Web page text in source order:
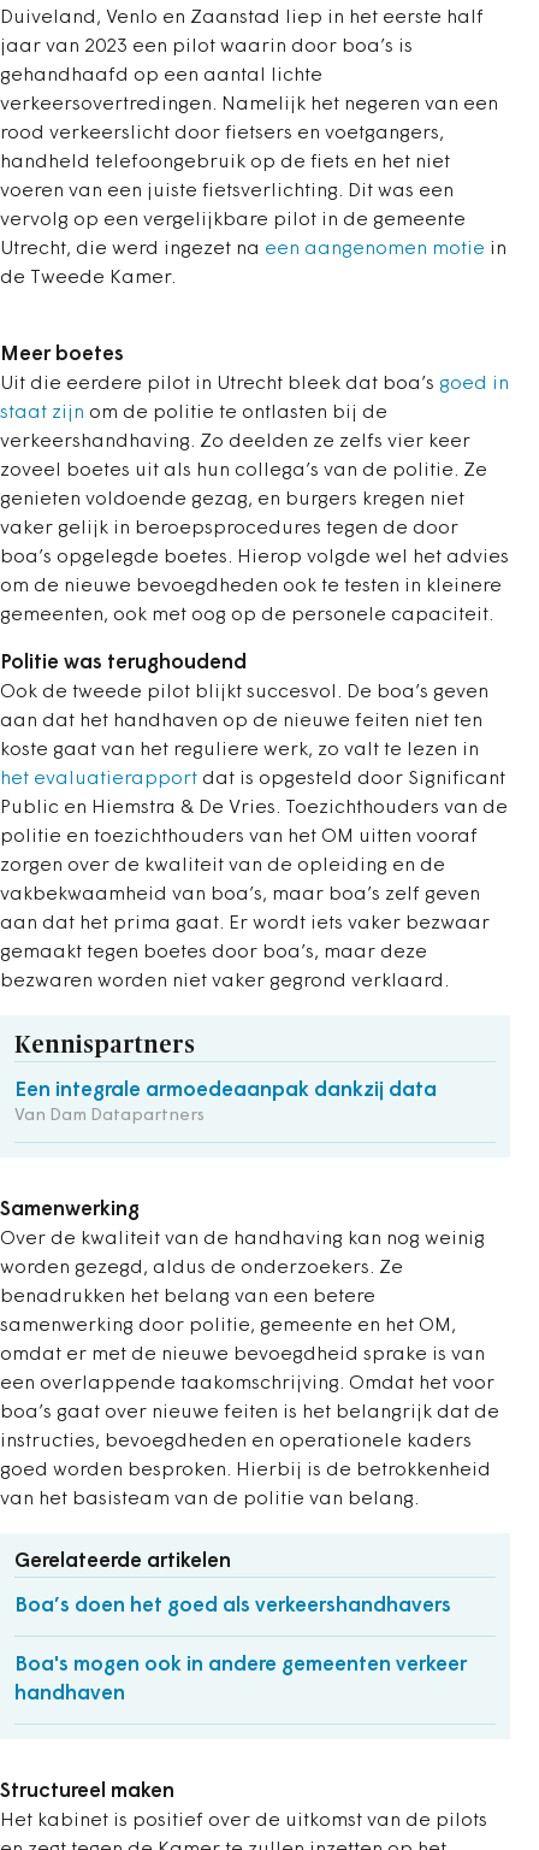
Duiveland, Venlo en Zaanstad liep in het eerste half
jaar van 2023 een pilot waarin door boa’s is
gehandhaafd op een aantal lichte
verkeersovertredingen. Namelijk het negeren van een
rood verkeerslicht door fietsers en voetgangers,
handheld telefoongebruik op de fiets en het niet
voeren van een juiste fietsverlichting. Dit was een
vervolg op een vergelijkbare pilot in de gemeente
Utrecht, die werd ingezet na een aangenomen motie in
de Tweede Kamer.
Meer boetes
Uit die eerdere pilot in Utrecht bleek dat boa’s goed in
staat zijn om de politie te ontlasten bij de
verkeershandhaving. Zo deelden ze zelfs vier keer
zoveel boetes uit als hun collega’s van de politie. Ze
genieten voldoende gezag, en burgers kregen niet
vaker gelijk in beroepsprocedures tegen de door
boa’s opgelegde boetes. Hierop volgde wel het advies
om de nieuwe bevoegdheden ook te testen in kleinere
gemeenten, ook met oog op de personele capaciteit.
Politie was terughoudend
Ook de tweede pilot blijkt succesvol. De boa’s geven
aan dat het handhaven op de nieuwe feiten niet ten
koste gaat van het reguliere werk, zo valt te lezen in
het evaluatierapport dat is opgesteld door Significant
Public en Hiemstra & De Vries. Toezichthouders van de
politie en toezichthouders van het OM uitten vooraf
zorgen over de kwaliteit van de opleiding en de
vakbekwaamheid van boa’s, maar boa’s zelf geven
aan dat het prima gaat. Er wordt iets vaker bezwaar
gemaakt tegen boetes door boa’s, maar deze
bezwaren worden niet vaker gegrond verklaard.
Kennispartners
Een integrale armoedeaanpak dankzij data
Van Dam Datapartners
Samenwerking
Over de kwaliteit van de handhaving kan nog weinig
worden gezegd, aldus de onderzoekers. Ze
benadrukken het belang van een betere
samenwerking door politie, gemeente en het OM,
omdat er met de nieuwe bevoegdheid sprake is van
een overlappende taakomschrijving. Omdat het voor
boa’s gaat over nieuwe feiten is het belangrijk dat de
instructies, bevoegdheden en operationele kaders
goed worden besproken. Hierbij is de betrokkenheid
van het basisteam van de politie van belang.
Gerelateerde artikelen
Boa’s doen het goed als verkeershandhavers
Boa's mogen ook in andere gemeenten verkeer
handhaven
Structureel maken
Het kabinet is positief over de uitkomst van de pilots